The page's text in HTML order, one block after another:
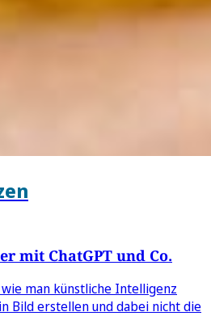
mit ChatGPT und Co.
man künstliche Intelligenz
Bild erstellen und dabei nicht die